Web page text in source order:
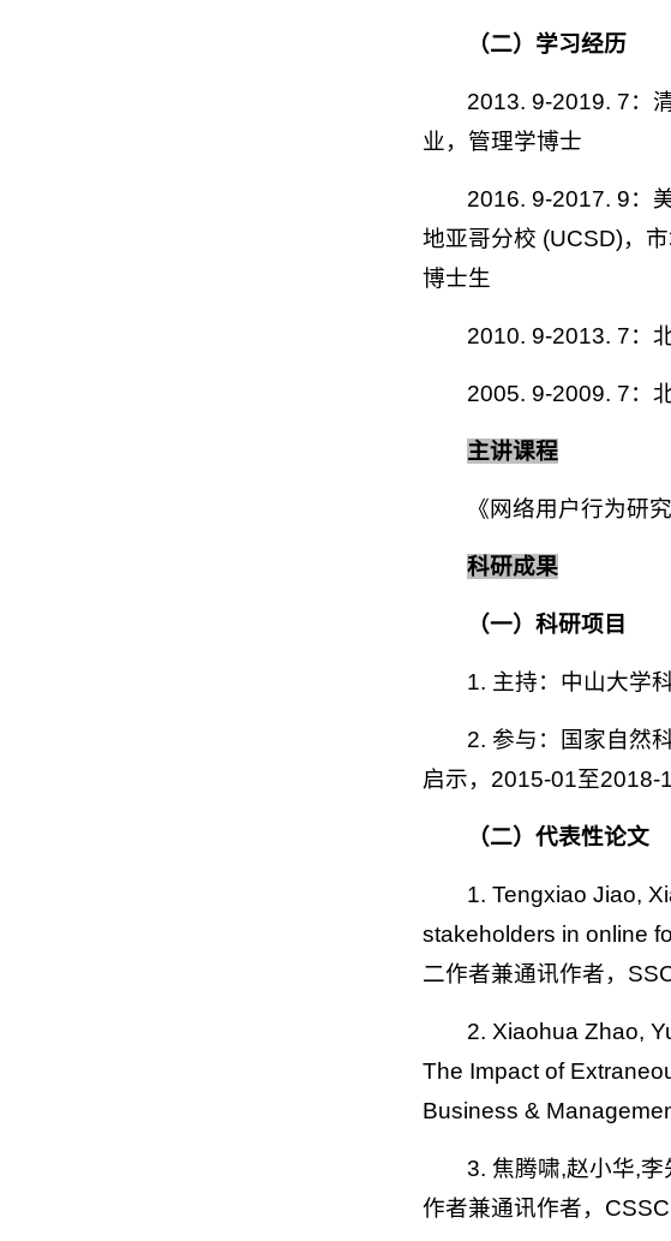
（二）学习经历
2013. 9-2019. 7：
业，管理学博士
2016. 9-2017. 9：
地亚哥分校 (UCSD)，
博士生
2010. 9-2013. 7：
2005. 9-2009. 7：
主讲课程
《网络用户行为研
科研成果
（一）科研项目
1. 主持：中山大学
2. 参与：国家自然
启示，2015-01至2018-
（二）代表性论文
1. Tengxiao Jiao,
stakeholders in online
二作者兼通讯作者，
2. Xiaohua Zhao,
The Impact of
Business &
3. 焦腾啸,赵小华,
作者兼通讯作者，